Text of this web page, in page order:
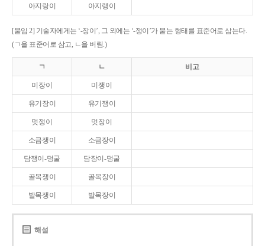
아지랑이 아지랭이
[붙임 2] 기술자에게는 ‘-장이’, 그 외에는 ‘-쟁이’가 붙는 형태를 표준어로 삼는다.
(ㄱ을 표준어로 삼고, ㄴ을 버림.)
ㄱ ㄴ 비고
미장이 미쟁이
유기장이 유기쟁이
멋쟁이 멋장이
소금쟁이 소금장이
담쟁이-덩굴 담장이-덩굴
골목쟁이 골목장이
발목쟁이 발목장이
해설